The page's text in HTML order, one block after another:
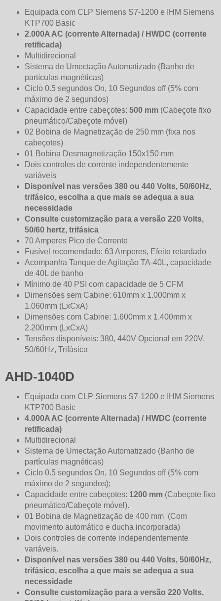
Equipada com CLP Siemens S7-1200 e IHM Siemens
KTP700 Basic
2.000A AC (corrente Alternada) / HWDC (corrente
retificada)
Multidirecional
Sistema de Umectação Automatizado (Banho de
partículas magnéticas)
Ciclo 0.5 segundos On, 10 Segundos off (5% com
máximo de 2 segundos)
Capacidade entre cabeçotes: 500 mm (Cabeçote fixo
pneumático/Cabeçote móvel)
02 Bobina de Magnetização de 250 mm (fixa nos
cabeçotes)
01 Bobina Desmagnetização 150x150 mm
Dois controles de corrente independentemente
variáveis
Disponível nas versões 380 ou 440 Volts, 50/60Hz,
trifásico, escolha a que mais se adequa a sua
necessidade
Consulte customização para a versão 220 Volts,
50/60 hertz, trifásica
70 Amperes Pico de Corrente
Fusível recomendado: 63 Amperes, Efeito retardado
Acompanha Tanque de Agitação TA-40L, capacidade
de 40L de banho
Mínimo de 40 PSI com capacidade de 5 CFM
Dimensões sem Cabine: 610mm x 1.000mm x
1.060mm (LxCxA)
Dimensões com Cabine: 1.600mm x 1.400mm x
2.200mm (LxCxA)
Tensões disponíveis: 380, 440V Opcional em 220V,
50/60Hz, Trifásica
AHD-1040D
Equipada com CLP Siemens S7-1200 e IHM Siemens
KTP700 Basic
4.000A AC (corrente Alternada) / HWDC (corrente
retificada)
Multidirecional
Sistema de Umectação Automatizado (Banho de
partículas magnéticas)
Ciclo 0.5 segundos On, 10 Segundos off (5% com
máximo de 2 segundos);
Capacidade entre cabeçotes: 1200 mm (Cabeçote fixo
pneumático/Cabeçote móvel).
01 Bobina de Magnetização de 400 mm (Com
movimento automático e ducha incorporada)
Dois controles de corrente independentemente
variáveis.
Disponível nas versões 380 ou 440 Volts, 50/60Hz,
trifásico, escolha a que mais se adequa a sua
necessidade
Consulte customização para a versão 220 Volts,